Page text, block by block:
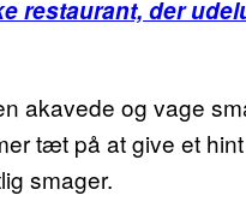
restaurant, der
akavede og vage
tæt på at give et
smager.